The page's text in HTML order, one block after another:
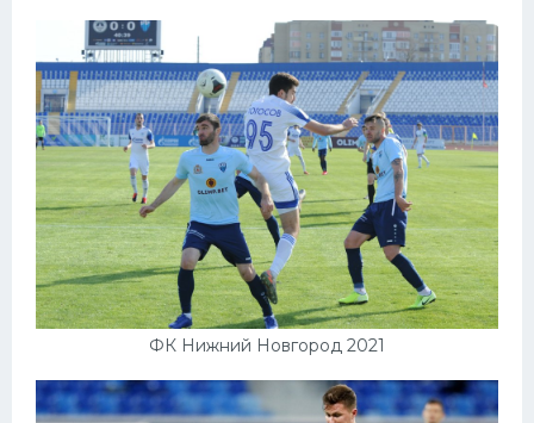
ФК Нижний Новгород 2021